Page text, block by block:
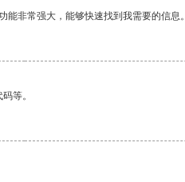
非常强大，能够快速找到我需要的信息。
等。